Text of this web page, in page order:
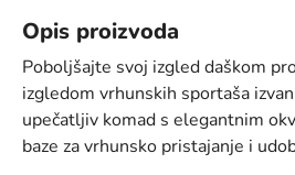
Opis proizvoda
Poboljšajte svoj izgled daškom
izgledom vrhunskih sportaša
upečatljiv komad s elegantnim
baze za vrhunsko pristajanje i